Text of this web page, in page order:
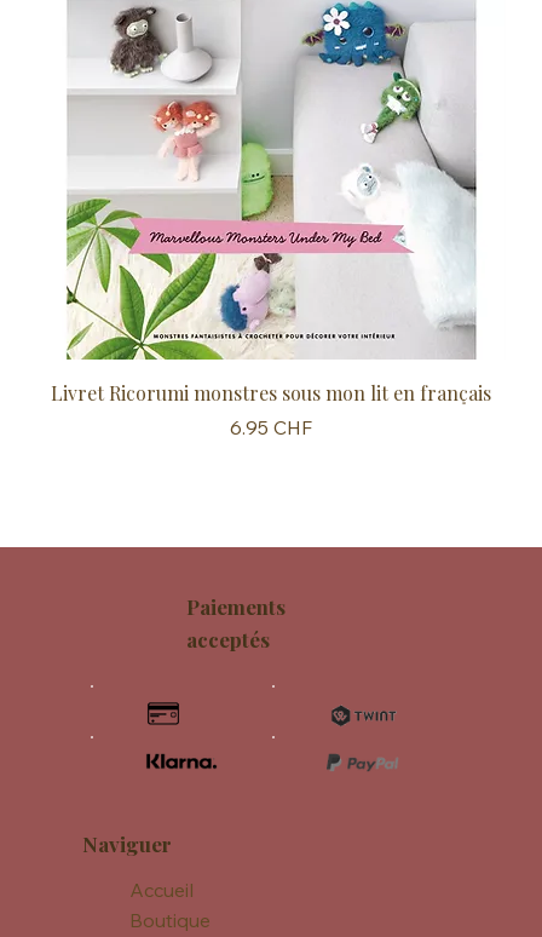
Livret Ricorumi monstres sous mon lit en français
Prix
6.95 CHF
Naviguer
Accueil
Boutique
Paiements
acceptés